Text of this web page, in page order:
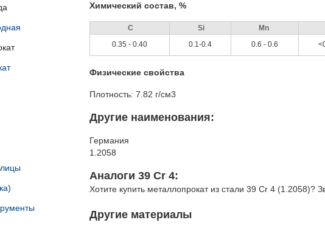
Химический состав, %
С Si Mn
0.35 - 0.40
0.1-0.4 0.6 - 0.6
Физические свойства
Плотность: 7.82 г/см3
Другие наименования:
Германия
1.2058
Аналоги 39 Cr 4:
Хотите купить металлопрокат из стали 39 Cr 4 (1.2058)?
Другие материалы